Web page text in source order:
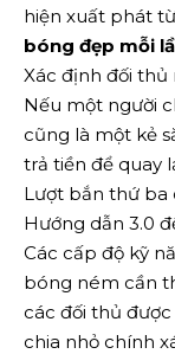
hiện xuất phát từ
bóng đẹp mỗi
Xác định đối thủ
Nếu một người
cũng là một kẻ
trả tiền để quay
Lượt bắn thứ ba
Hướng dẫn 3.0
Các cấp độ kỹ
bóng ném cần
các đối thủ
chia nhỏ chính